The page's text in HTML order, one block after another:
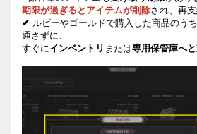
期限が過ぎるとアイテムが削除され、再
✔ ルビーやゴールドで購入 した商品のう
通さずに、
すぐにインベントリ または専用保管庫へ